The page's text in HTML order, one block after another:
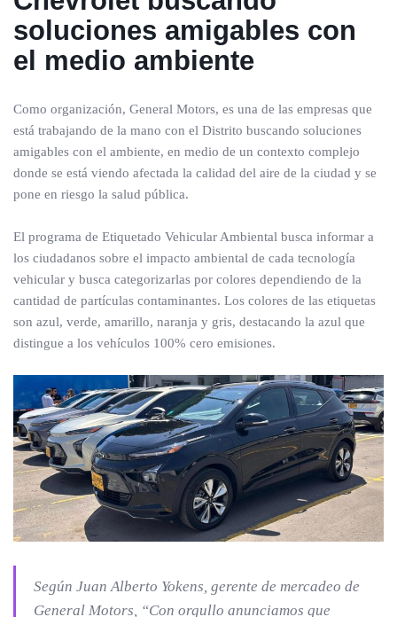
soluciones amigables con
el medio ambiente
Como organización, General Motors, es una de las empresas que
está trabajando de la mano con el Distrito buscando soluciones
amigables con el ambiente, en medio de un contexto complejo
donde se está viendo afectada la calidad del aire de la ciudad y se
pone en riesgo la salud pública.
El programa de Etiquetado Vehicular Ambiental busca informar a
los ciudadanos sobre el impacto ambiental de cada tecnología
vehicular y busca categorizarlas por colores dependiendo de la
cantidad de partículas contaminantes. Los colores de las etiquetas
son azul, verde, amarillo, naranja y gris, destacando la azul que
distingue a los vehículos 100% cero emisiones.
Según Juan Alberto Yokens, gerente de mercadeo de
General Motors, “Con orgullo anunciamos que